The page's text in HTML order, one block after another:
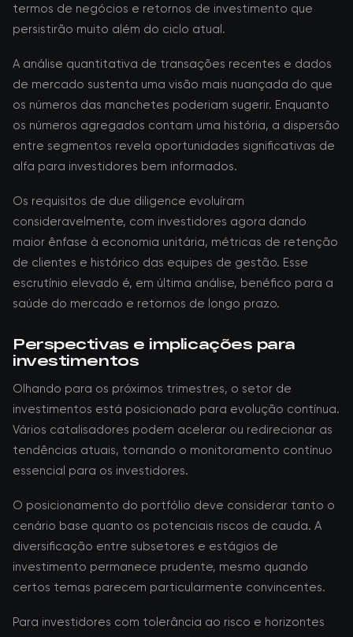
termos de negócios e retornos de investimento que
persistirão muito além do ciclo atual.
A análise quantitativa de transações recentes e dados
de mercado sustenta uma visão mais nuançada do que
os números das manchetes poderiam sugerir. Enquanto
os números agregados contam uma história, a dispersão
entre segmentos revela oportunidades significativas de
alfa para investidores bem informados.
Os requisitos de due diligence evoluíram
consideravelmente, com investidores agora dando
maior ênfase à economia unitária, métricas de retenção
de clientes e histórico das equipes de gestão. Esse
escrutínio elevado é, em última análise, benéfico para a
saúde do mercado e retornos de longo prazo.
Perspectivas e implicações para
investimentos
Olhando para os próximos trimestres, o setor de
investimentos está posicionado para evolução contínua.
Vários catalisadores podem acelerar ou redirecionar as
tendências atuais, tornando o monitoramento contínuo
essencial para os investidores.
O posicionamento do portfólio deve considerar tanto o
cenário base quanto os potenciais riscos de cauda. A
diversificação entre subsetores e estágios de
investimento permanece prudente, mesmo quando
certos temas parecem particularmente convincentes.
Para investidores com tolerância ao risco e horizontes